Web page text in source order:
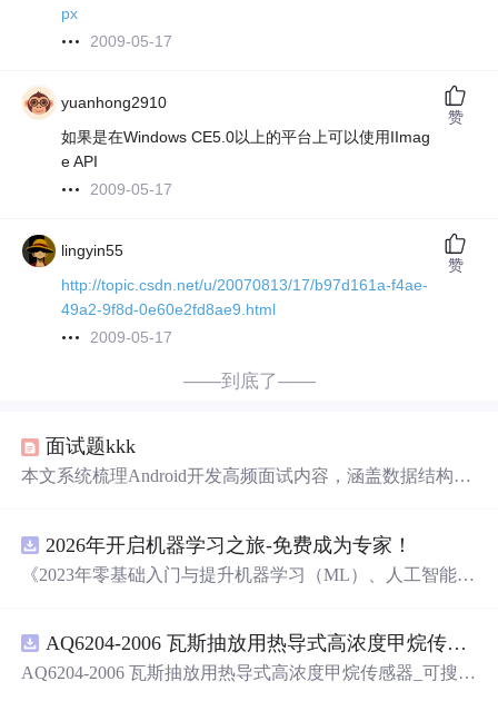
px
2009-05-17
yuanhong2910
如果是在Windows CE5.0以上的平台上可以使用IImag
e API
2009-05-17
赞
lingyin55
http://topic.csdn.net/u/20070813/17/b97d161a-f4ae-
49a2-9f8d-0e60e2fd8ae9.html
2009-05-17
赞
——到底了——
面试题kkk
本文系统梳理Android开发高频面试内容，涵盖数据结构
空安全）、内存管理（泄漏原理与检测工具如KOOM）、
多线程（Handler/Looper/ThreadLocal/线程池/DCL）、Andr
odec/FFmpeg）及架构设计（MVC/MVVM/设计模式/高内
聚低耦合）。聚焦信息技术核心考点，剔除非技术性描
述。
2026年开启机器学习之旅-免费成为专家！
《2023年零基础入门与提升机器学习（ML）、人工智能
AQ6204-2006 瓦斯抽放用热导式高浓度甲烷传感器-可搜索.pdf
AQ6204-2006 瓦斯抽放用热导式高浓度甲烷传感器_可搜